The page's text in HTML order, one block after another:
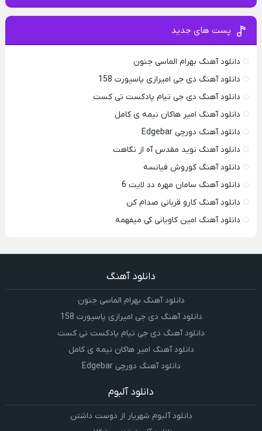
پست های جدید
دانلود آهنگ بهرام الماسی جنون
دانلود آهنگ دی جی امیرازی پاسپورت 158
دانلود آهنگ دی جی تیام پادکست تی کست
دانلود آهنگ امیر هاکان نیمه ی کامل
دانلود آهنگ دورچی Edgebar
دانلود آهنگ نوید مقدس آه از نگاهت
دانلود آهنگ کوروش فیانسه
دانلود آهنگ سامان مهره دد لایت 6
دانلود آهنگ کارو قربانی صدام کن
دانلود آهنگ امین کاویانی کی میفهمه
دانلود آهنگ
دانلود آهنگ بهرام الماسی جنون
دانلود آهنگ دی جی امیرازی پاسپورت 158
دانلود آهنگ دی جی تیام پادکست تی کست
دانلود آهنگ امیر هاکان نیمه ی کامل
دانلود آهنگ دورچی Edgebar
دانلود آلبوم
دانلود آلبوم شهریار از دوست داشتن